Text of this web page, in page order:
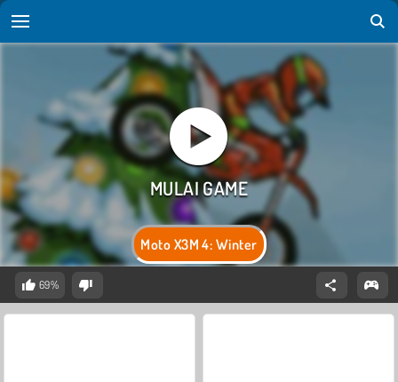
Moto X3M 4: Winter
69%